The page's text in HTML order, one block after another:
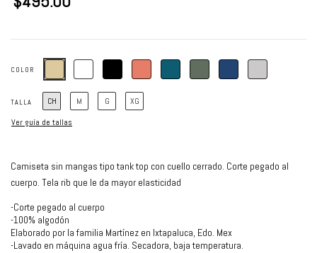
COLOR
TALLA CH M G
XG
Ver guía de tallas
Camiseta sin mangas tipo tank top con cuello cerrado. Corte pegado al
cuerpo. Tela rib que le da mayor elasticidad
-Corte pegado al cuerpo
-100% algodón
Elaborado por la familia Martínez en Ixtapaluca, Edo. Mex
-Lavado en máquina agua fría. Secadora, baja temperatura.